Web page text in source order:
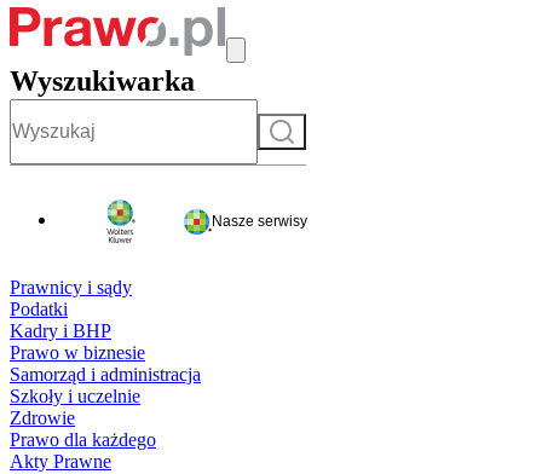
Wyszukiwarka
Szukaj
Nasze serwisy
Prawnicy i sądy
Podatki
Kadry i BHP
Prawo w biznesie
Samorząd i administracja
Szkoły i uczelnie
Zdrowie
Prawo dla każdego
Akty Prawne